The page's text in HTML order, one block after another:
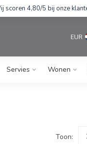
Wij scoren 4,80/5 bij onze
EUR
Servies Wonen
Toon: